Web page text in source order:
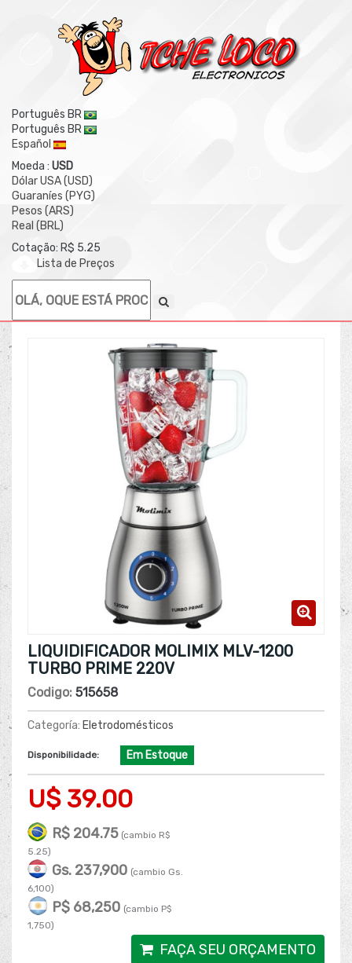
Português BR
Português BR
Español
Moeda : USD
Dólar USA (USD)
Guaraníes (PYG)
Pesos (ARS)
Real (BRL)
Cotação: R$ 5.25
Lista de Preços
LIQUIDIFICADOR MOLIMIX MLV-1200
TURBO PRIME 220V
Codigo: 515658
Categoría: Eletrodomésticos
Disponibilidade: Em Estoque
U$ 39.00
R$ 204.75 (cambio R$
5.25)
Gs. 237,900 (cambio Gs.
6,100)
P$ 68,250 (cambio P$
1,750)
FAÇA SEU ORÇAMENTO